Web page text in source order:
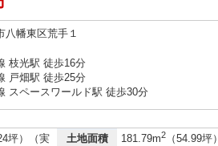
八幡東区荒手１
枝光駅 徒歩16分
戸畑駅 徒歩25分
スペースワールド駅 徒歩30分
坪）（実
土地面積 181.79m2
（54.99坪）